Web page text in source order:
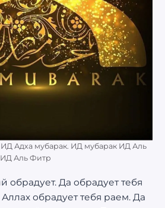
Адха мубарак. ИД мубарак ИД Аль
ИД Аль Фитр